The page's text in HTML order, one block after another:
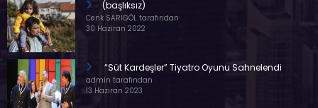
(başlıksız)
Cenk SARIGÖL tarafından
30 Haziran 2022
“Süt Kardeşler” Tiyatro Oyunu Sahnelendi
admin tarafından
13 Haziran 2023